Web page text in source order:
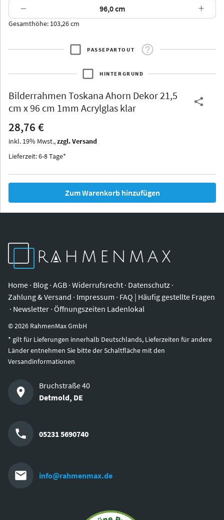
Thurgau
Iowa
− +
Gesamthöhe: 103,26 cm
PASSEPARTOUT
HINTERGRUND
Bilderrahmen Toskana Ahorn Dekor 21,5
cm x 96 cm 1mm Acrylglas klar
28,76 €
inkl. 19% Mwst.,zzgl. Versand
Lieferzeit: 6-8 Tage*
Zum Warenkorb hinzufügen
Home · Blog · AGB · Widerrufsrecht · Datenschutz ·
Zahlung & Versand · Impressum · FAQ | Häufig gestellte Fragen
· Newsletter · Öffnungszeiten Ladenlokal
©2026 RahmenMax GmbH
* gilt für Lieferungen innerhalb Deutschlands, Lieferzeiten für andere
Länder entnehmen Sie bitte der Schaltfläche mit den
Versandinformationen
Bruchstraße 40
Detmold, DE
05231 5690740
info@rahmenmax.de